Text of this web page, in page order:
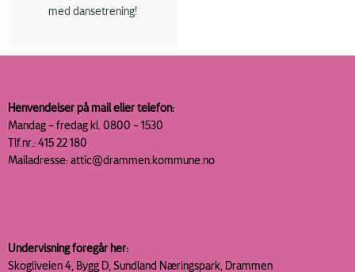
med dansetrening!
Henvendelser på mail eller telefon:
Mandag – fredag kl. 0800 – 1530
Tlf.nr.: 415 22 180
Mailadresse: attic@drammen.kommune.no
Undervisning foregår her:
Skogliveien 4, Bygg D, Sundland Næringspark, Drammen